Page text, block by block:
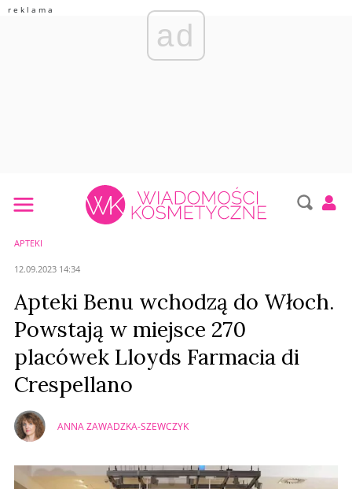
ad
APTEKI
12.09.2023 14:34
Apteki Benu wchodzą do Włoch.
Powstają w miejsce 270
placówek Lloyds Farmacia di
Crespellano
ANNA ZAWADZKA-SZEWCZYK